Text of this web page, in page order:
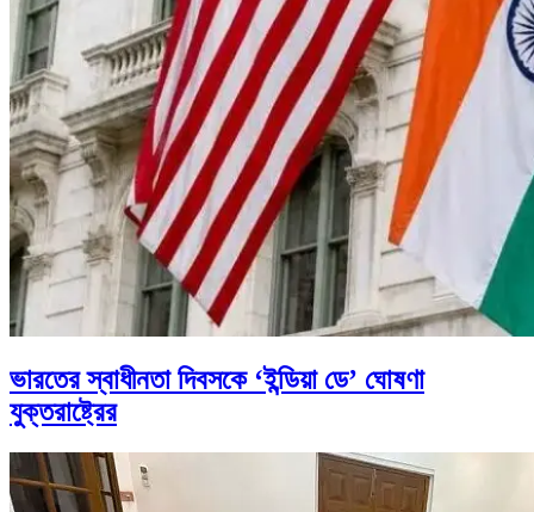
ভারতের স্বাধীনতা দিবসকে ‘ইন্ডিয়া ডে’ ঘোষণা
যুক্তরাষ্ট্রের